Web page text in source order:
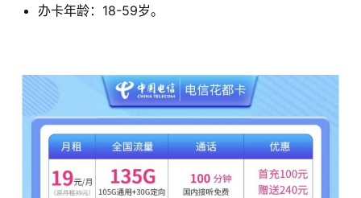
办卡年龄：18-59岁。